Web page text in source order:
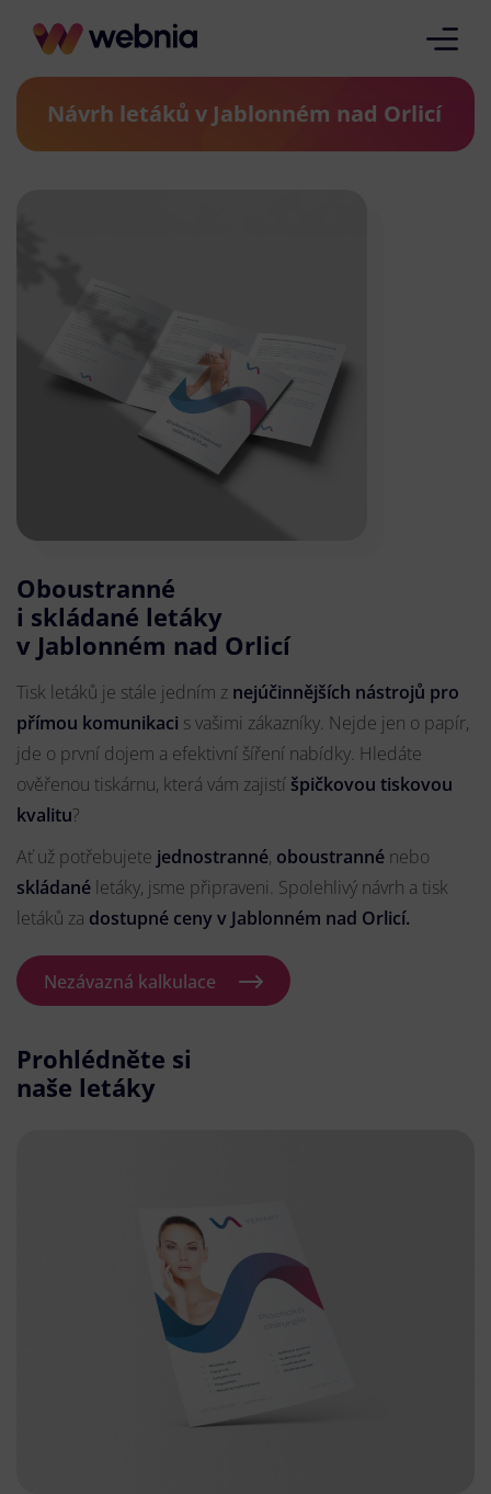
Návrh letáků v Jablonném nad Orlicí
Oboustranné
i skládané letáky
v Jablonném nad Orlicí
Tisk letáků je stále jedním z nejúčinnějších nástrojů pro
přímou komunikaci s vašimi zákazníky. Nejde jen o papír,
jde o první dojem a efektivní šíření nabídky. Hledáte
ověřenou tiskárnu, která vám zajistí špičkovou tiskovou
kvalitu?
Ať už potřebujete jednostranné, oboustranné nebo
skládané letáky, jsme připraveni. Spolehlivý návrh a tisk
letáků za dostupné ceny v Jablonném nad Orlicí.
Nezávazná kalkulace
Prohlédněte si
naše letáky